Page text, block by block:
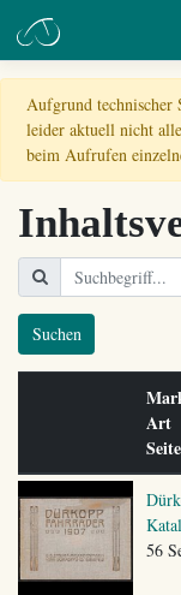
Aufgrund technischer
leider aktuell nicht
beim Aufrufen
Suchen
Art
56